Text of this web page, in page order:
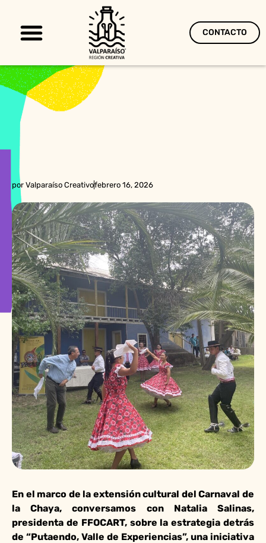
CONTACTO
por Valparaíso Creativofebrero 16, 2026
En el marco de la extensión cultural del Carnaval de
la Chaya, conversamos con Natalia Salinas,
presidenta de FFOCART, sobre la estrategia detrás
de “Putaendo, Valle de Experiencias”, una iniciativa